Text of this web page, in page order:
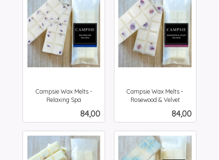
Campsie Wax Melts -
Relaxing Spa
Pris
84,00
Campsie Wax Melts -
Rosewood & Velvet
Pris
84,00